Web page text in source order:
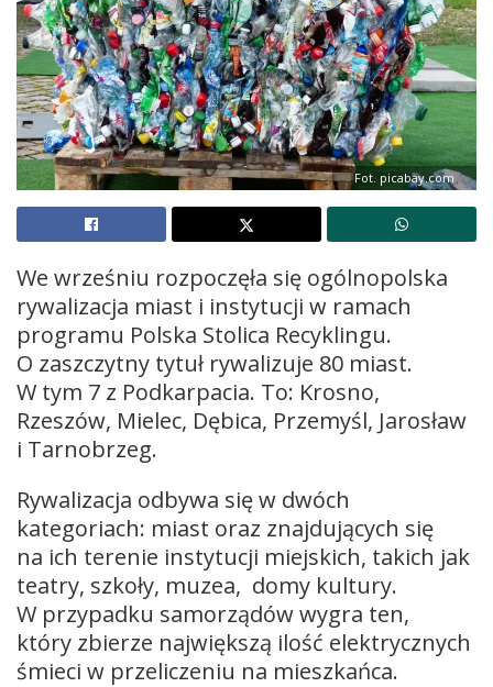
Fot. picabay.com
We wrześniu rozpoczęła się ogólnopolska
rywalizacja miast i instytucji w ramach
programu Polska Stolica Recyklingu.
O zaszczytny tytuł rywalizuje 80 miast.
W tym 7 z Podkarpacia. To: Krosno,
Rzeszów, Mielec, Dębica, Przemyśl, Jarosław
i Tarnobrzeg.
Rywalizacja odbywa się w dwóch
kategoriach: miast oraz znajdujących się
na ich terenie instytucji miejskich, takich jak
teatry, szkoły, muzea, domy kultury.
W przypadku samorządów wygra ten,
który zbierze największą ilość elektrycznych
śmieci w przeliczeniu na mieszkańca.